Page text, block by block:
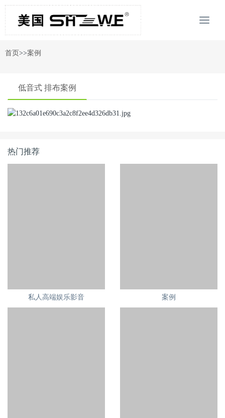
首页 >>案例
低音式 排布案例
热门推荐
私人高端娱乐影音 案例